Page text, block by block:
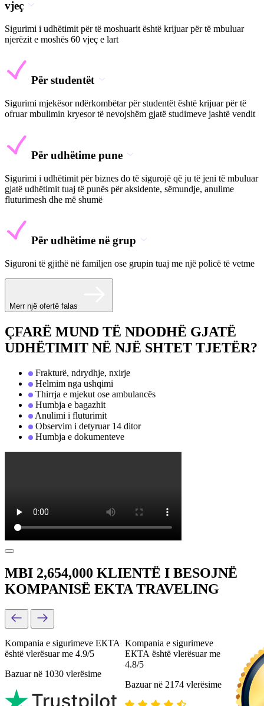
vjeç
Sigurimi i udhëtimit për të moshuarit është krijuar për të mbuluar
njerëzit e moshës 60 vjeç e lart
Për studentët
Sigurimi mjekësor ndërkombëtar për studentët është krijuar për të
ofruar mbulimin kryesor të nevojshëm gjatë studimeve jashtë vendit
Për udhëtime pune
Sigurimi i udhëtimit për biznes do të sigurojë që ju të jeni të mbuluar
gjatë udhëtimit tuaj të punës për aksidente, sëmundje, anulime
fluturimesh dhe më shumë
Për udhëtime në grup
Siguroni të gjithë në familjen ose grupin tuaj me një policë të vetme
Merr një ofertë falas
ÇFARË MUND TË NDODHË GJATË
UDHËTIMIT NË NJË SHTET TJETËR?
Frakturë, ndrydhje, nxirje
Helmim nga ushqimi
Thirrja e mjekut ose ambulancës
Humbja e bagazhit
Anulimi i fluturimit
Observim i detyruar 14 ditor
Humbja e dokumenteve
MBI 2,654,000 KLIENTË I BESOJNË
KOMPANISË EKTA TRAVELING
Kompania e sigurimeve ЕКТА
është vlerësuar me 4.9/5
Bazuar në 1030 vlerësime
Kompania e sigurimeve
ЕКТА është vlerësuar me
4.8/5
Bazuar në 2174 vlerësime